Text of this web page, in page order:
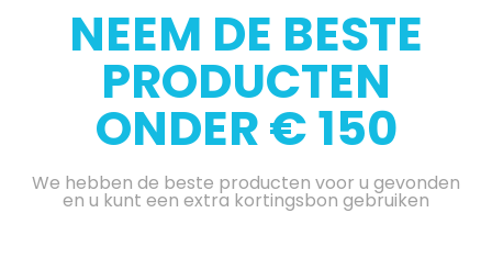
NEEM DE BESTE
PRODUCTEN
ONDER € 150
We hebben de beste producten voor u gevonden
en u kunt een extra kortingsbon gebruiken